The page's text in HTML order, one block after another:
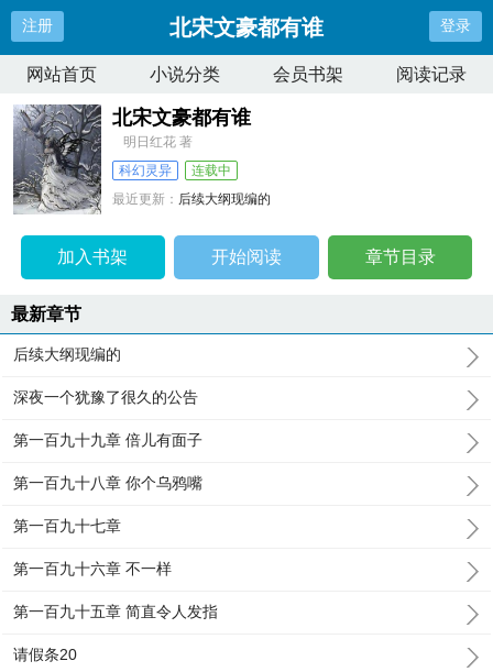
注册 北宋文豪都有谁 登录
网站首页 小说分类 会员书架 阅读记录
北宋文豪都有谁
明日红花 著
科幻灵异
连载中
最近更新： 后续大纲现编的
加入书架 开始阅读 章节目录
最新章节
后续大纲现编的
深夜一个犹豫了很久的公告
第一百九十九章 倍儿有面子
第一百九十八章 你个乌鸦嘴
第一百九十七章
第一百九十六章 不一样
第一百九十五章 简直令人发指
请假条20